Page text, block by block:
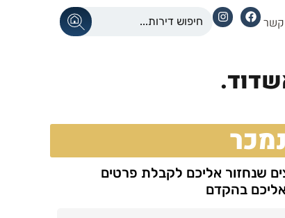
קשר
נמכר
שנחזור אליכם לקבלת פרטים
אליכם בהקדם